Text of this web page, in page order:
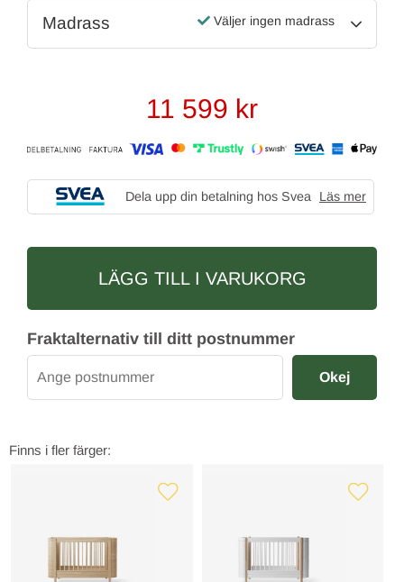
Madrass Väljer ingen madrass
11 599 kr
Dela upp din betalning hos Svea Läs mer
LÄGG TILL I VARUKORG
Fraktalternativ till ditt postnummer
Okej
Finns i fler färger: